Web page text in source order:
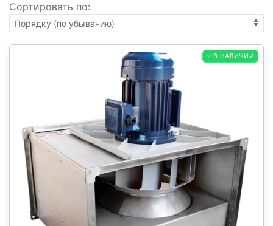
Сортировать по:
✅ В НАЛИЧИИ